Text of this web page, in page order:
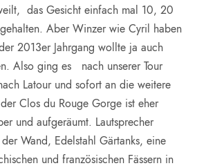
das Gesicht einfach mal 10, 20
Aber Winzer wie Cyril haben
2013er Jahrgang wollte ja auch
Also ging es nach unserer Tour
Latour und sofort an die weitere
Clos du Rouge Gorge ist eher
und aufgeräumt. Lautsprecher
Wand, Edelstahl Gärtanks, eine
und französischen Fässern in